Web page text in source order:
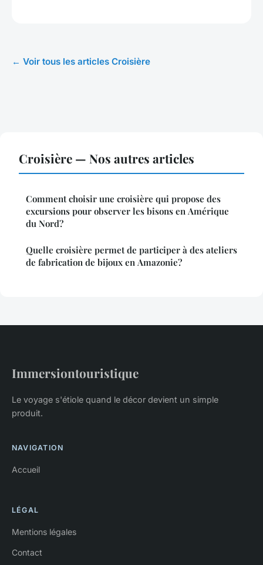
← Voir tous les articles Croisière
Croisière — Nos autres articles
Comment choisir une croisière qui propose des
excursions pour observer les bisons en Amérique
du Nord?
Quelle croisière permet de participer à des ateliers
de fabrication de bijoux en Amazonie?
Immersiontouristique
Le voyage s'étiole quand le décor devient un simple
produit.
NAVIGATION
Accueil
LÉGAL
Mentions légales
Contact